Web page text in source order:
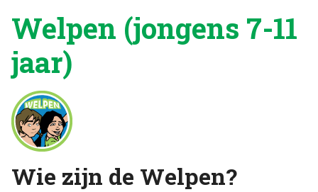
Welpen (jongens 7-11
jaar)
Wie zijn de Welpen?